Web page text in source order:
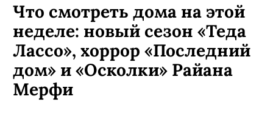
Что смотреть дома на этой
неделе: новый сезон «Теда
Лассо», хоррор «Последний
дом» и «Осколки» Райана
Мерфи